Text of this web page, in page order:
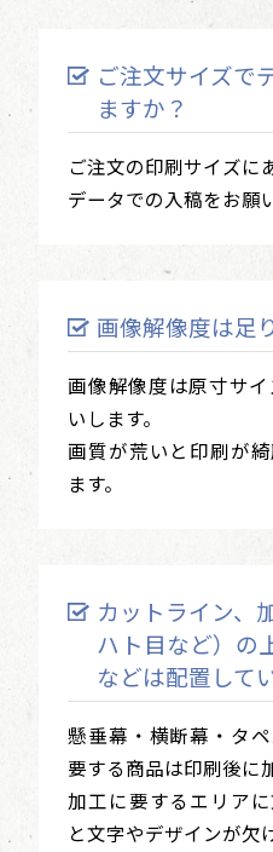
ご注文サイズで
ますか？
ご注文の印刷サイズに
データでの入稿をお願
画像解像度は足
画像解像度は原寸サ
いします。
画質が荒いと印刷が
ます。
カットライン、
ハト目など）の
などは配置して
懸垂幕・横断幕・タ
要する商品は印刷後に
加工に要するエリア
と文字やデザインが欠